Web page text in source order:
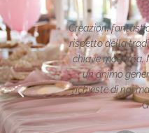
e di gran classe nel
reinterpretata in
Mani d'oro guidate da
ed attento alle
Semplicemente
Grazie.